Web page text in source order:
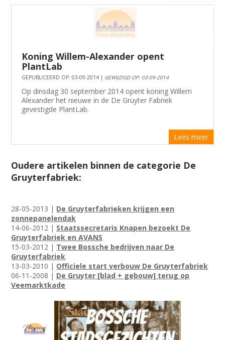
Koning Willem-Alexander opent
PlantLab
GEPUBLICEERD OP: 03-09-2014 | GEWIJZIGD OP: 03-09-2014
Op dinsdag 30 september 2014 opent koning Willem
Alexander het nieuwe in de De Gruyter Fabriek
gevestigde PlantLab.
Lees meer
Oudere artikelen binnen de categorie De
Gruyterfabriek:
28-05-2013 | De Gruyterfabrieken krijgen een
zonnepanelendak
14-06-2012 | Staatssecretaris Knapen bezoekt De
Gruyterfabriek en AVANS
15-03-2012 | Twee Bossche bedrijven naar De
Gruyterfabriek
13-03-2010 | Officiele start verbouw De Gruyterfabriek
06-11-2008 | De Gruyter [blad + gebouw] terug op
Veemarktkade